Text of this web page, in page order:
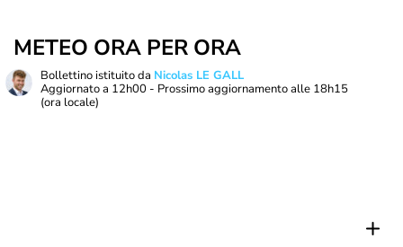
METEO ORA PER ORA
Bollettino istituito da Nicolas LE GALL
Aggiornato a 12h00 - Prossimo aggiornamento alle 18h15
(ora locale)